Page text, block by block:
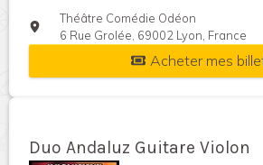
Théâtre Comédie Odéon
6 Rue Grolée, 69002 Lyon, France
Acheter mes
Duo Andaluz Guitare Violon